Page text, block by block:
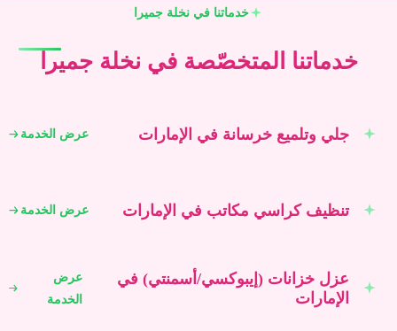
خدماتنا في نخلة جميرا
خدماتنا المتخصّصة في نخلة جميرا
جلي وتلميع خرسانة في الإمارات عرض الخدمة
تنظيف كراسي مكاتب في الإمارات عرض الخدمة
عزل خزانات (إيبوكسي/أسمنتي) في
الإمارات
عرض
الخدمة